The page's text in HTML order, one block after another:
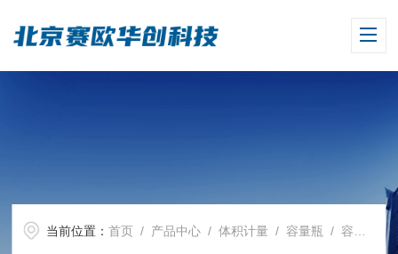
当前位置：首页 / 产品中心 /体积计量 /容量瓶 / 容量瓶, USP, BLAUBRAND?, , DE-M, 棕色, 5 ml, NS 10/19, Boro 3.3, 玻璃瓶塞, 带USP个体证书